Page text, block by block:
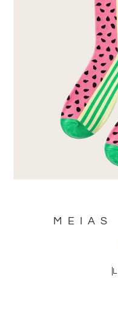
MEIAS